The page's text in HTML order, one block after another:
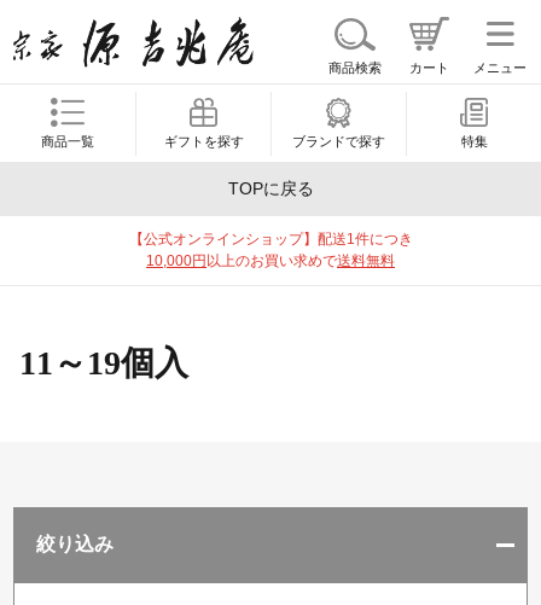
商品検索 カート メニュー
商品一覧 ギフトを探す ブランドで探す 特集
TOPに戻る
【公式オンラインショップ】配送1件につき
10,000円 以上のお買い求めで送料無料
11～19個入
絞り込み